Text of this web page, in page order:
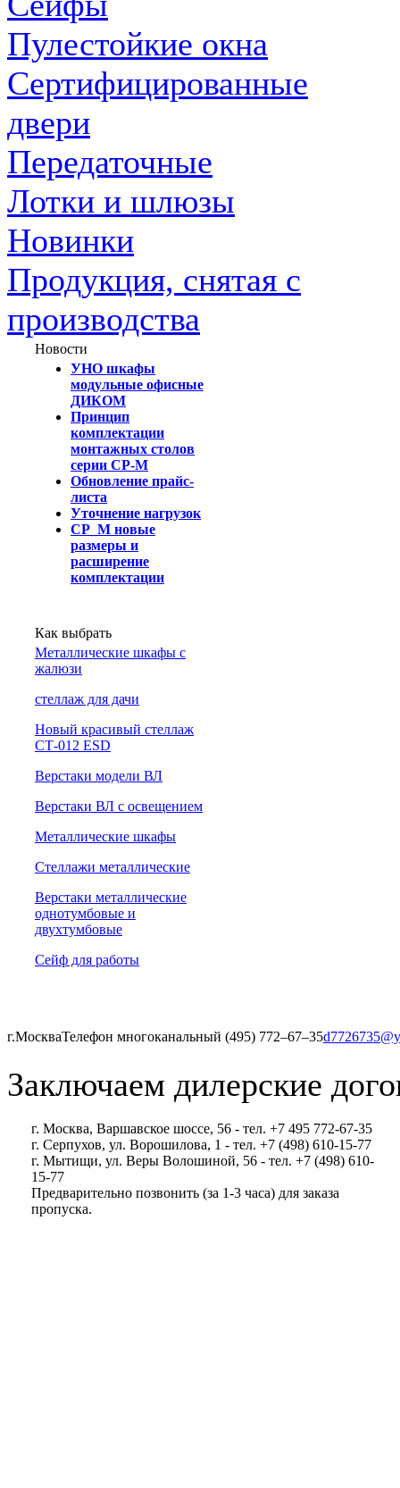
Пулестойкие окна
Сертифицированные
двери
Передаточные
Лотки и шлюзы
Новинки
Продукция, снятая с
производства
Новости
УНО шкафы
модульные офисные
ДИКОМ
Принцип
комплектации
монтажных столов
серии СР-М
Обновление прайс-
листа
Уточнение нагрузок
СР_М новые
размеры и
расширение
комплектации
Как выбрать
Металлические шкафы с
жалюзи
cтеллаж для дачи
Новый красивый стеллаж
СТ-012 ESD
Верстаки модели ВЛ
Верстаки ВЛ с освещением
Металлические шкафы
Стеллажи металлические
Верстаки металлические
однотумбовые и
двухтумбовые
Сейф для работы
г.МоскваТелефон многоканальный (495) 772‒67‒35
Заключаем дилерские
г. Москва, Варшавское шоссе, 56 - тел. +7 495 772-67-35
г. Серпухов, ул. Ворошилова, 1 - тел. +7 (498) 610-15-77
г. Мытищи, ул. Веры Волошиной, 56 - тел. +7 (498) 610-
15-77
Предварительно позвонить (за 1-3 часа) для заказа
пропуска.